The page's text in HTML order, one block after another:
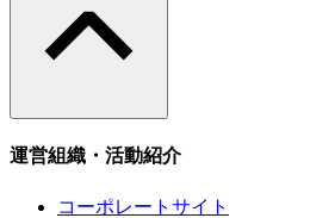
運営組織・活動紹介
コーポレートサイト